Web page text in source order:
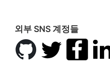
외부 SNS 계정들
깃
허
트
위
페
링